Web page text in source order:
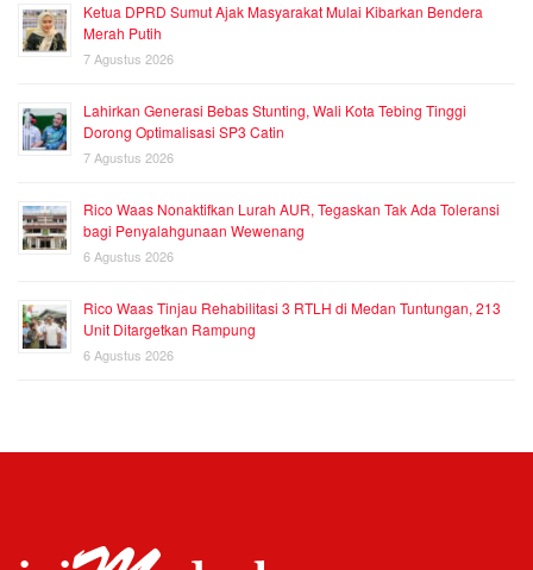
Ketua DPRD Sumut Ajak Masyarakat Mulai Kibarkan Bendera
Merah Putih
7 Agustus 2026
Lahirkan Generasi Bebas Stunting, Wali Kota Tebing Tinggi
Dorong Optimalisasi SP3 Catin
7 Agustus 2026
Rico Waas Nonaktifkan Lurah AUR, Tegaskan Tak Ada Toleransi
bagi Penyalahgunaan Wewenang
6 Agustus 2026
Rico Waas Tinjau Rehabilitasi 3 RTLH di Medan Tuntungan, 213
Unit Ditargetkan Rampung
6 Agustus 2026